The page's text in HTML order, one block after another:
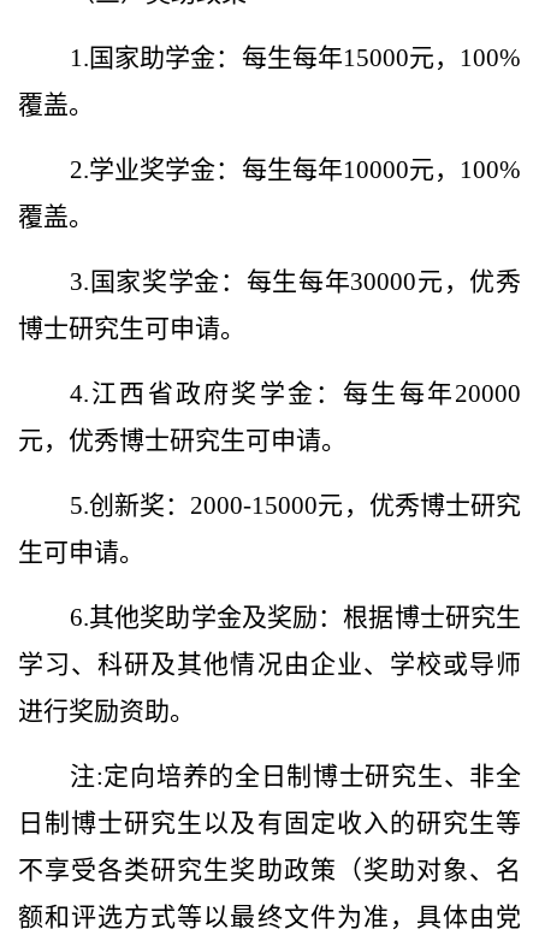
1.国家助学金：每生每年15000元，100%
覆盖。
2.学业奖学金：每生每年10000元，100%
覆盖。
3.国家奖学金：每生每年30000元，优秀
博士研究生可申请。
4.江西省政府奖学金：每生每年20000
元，优秀博士研究生可申请。
5.创新奖：2000-15000元，优秀博士研究
生可申请。
6.其他奖助学金及奖励：根据博士研究生
学习、科研及其他情况由企业、学校或导师
进行奖励资助。
注:定向培养的全日制博士研究生、非全
日制博士研究生以及有固定收入的研究生等
不享受各类研究生奖助政策（奖助对象、名
额和评选方式等以最终文件为准，具体由党